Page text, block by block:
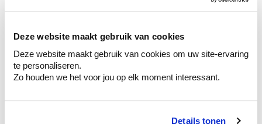
Deze website maakt gebruik van cookies
Deze website maakt gebruik van cookies om uw site-ervaring
te personaliseren.
Zo houden we het voor jou op elk moment interessant.
Details tonen
votre couleur.
Obtenez des conseils personnalisés sur la
combinaison de couleurs.